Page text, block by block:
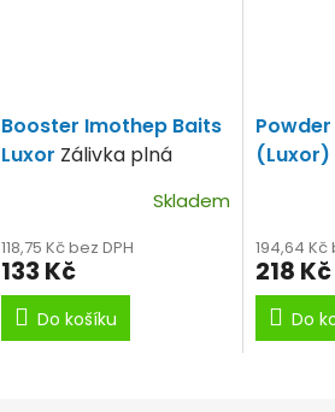
Booster Imothep Baits
Luxor Zálivka plná
Skladem
118,75 Kč bez DPH
133 Kč
Do košíku
(Luxor)
194,64 Kč
218 Kč
Do